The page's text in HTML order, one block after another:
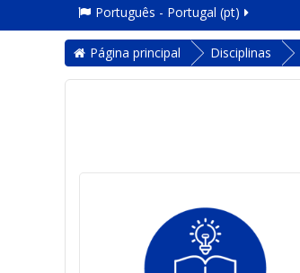
Português - Portugal ‎(pt)‎
Página principal Disciplinas